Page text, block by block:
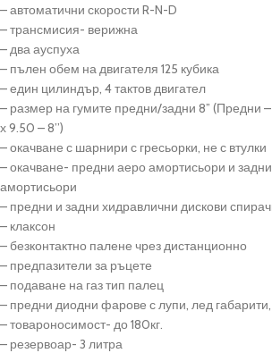
– автоматични скорости R-N-D
– трансмисия- верижна
– два ауспуха
– пълен обем на двигателя 125 кубика
– един цилиндър, 4 тактов двигател
– размер на гумите предни/задни 8” (Предни –
х 9.50 – 8’’)
– окачване с шарнири с гресьорки, не с втулки
– окачване- предни аеро амортисьори и
амортисьори
– предни и задни хидравлични дискови
– клаксон
– безконтактно палене чрез дистанционно
– предпазители за ръцете
– подаване на газ тип палец
– предни диодни фарове с лупи, лед
– товароносимост- до 180кг.
– резервоар- 3 литра